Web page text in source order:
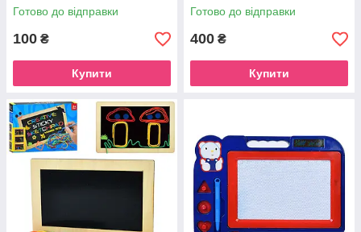
Готово до відправки
100 ₴
Купити
Готово до відправки
400 ₴
Купити